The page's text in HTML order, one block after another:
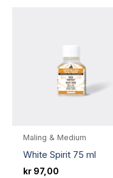
Maling & Medium
White Spirit 75 ml
kr 97,00